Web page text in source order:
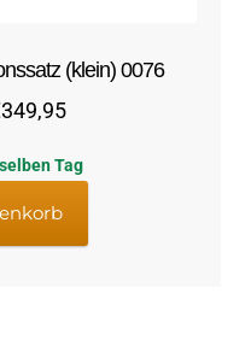
(klein) 0076
349,95Aktueller
ist:
Tag